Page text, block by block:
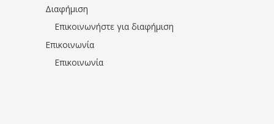
Διαφήμιση
Επικοινωνήστε για διαφήμιση
Επικοινωνία
Επικοινωνία